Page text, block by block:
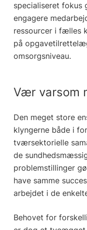
specialiseret fokus
engagere
ressourcer i fælles
på
omsorgsniveau.
Vær varsom
Den meget store
klyngerne både i
tværsektorielle
de
problemstillinger
have samme
arbejdet i de
Behovet for